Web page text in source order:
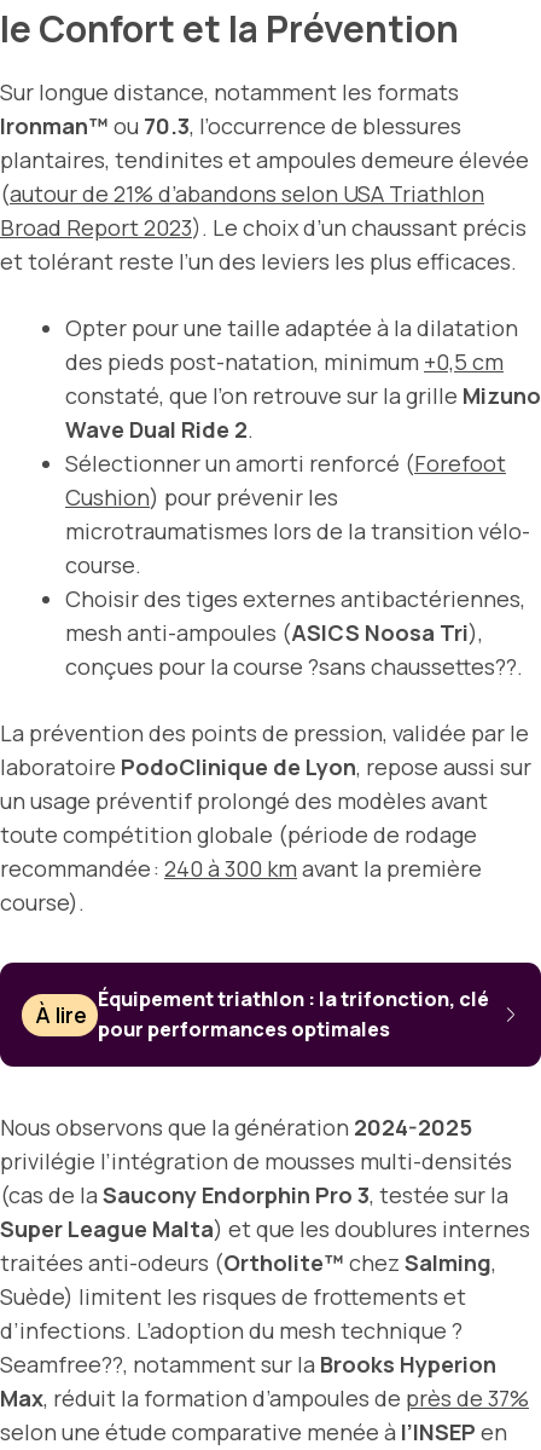
le Confort et la Prévention
Sur longue distance, notamment les formats
Ironman™ ou 70.3, l’occurrence de blessures
plantaires, tendinites et ampoules demeure élevée
(autour de 21% d’abandons selon USA Triathlon
Broad Report 2023). Le choix d’un chaussant précis
et tolérant reste l’un des leviers les plus efficaces.
Opter pour une taille adaptée à la dilatation
des pieds post-natation, minimum +0,5 cm
constaté, que l’on retrouve sur la grille Mizuno
Wave Dual Ride 2.
Sélectionner un amorti renforcé (Forefoot
Cushion) pour prévenir les
microtraumatismes lors de la transition vélo-
course.
Choisir des tiges externes antibactériennes,
mesh anti-ampoules (ASICS Noosa Tri),
conçues pour la course ?sans chaussettes??.
La prévention des points de pression, validée par le
laboratoire PodoClinique de Lyon, repose aussi sur
un usage préventif prolongé des modèles avant
toute compétition globale (période de rodage
recommandée : 240 à 300 km avant la première
course).
À lire
Équipement triathlon : la trifonction, clé
pour performances optimales
Nous observons que la génération 2024-2025
privilégie l’intégration de mousses multi-densités
(cas de la Saucony Endorphin Pro 3, testée sur la
Super League Malta) et que les doublures internes
traitées anti-odeurs (Ortholite™ chez Salming,
Suède) limitent les risques de frottements et
d’infections. L’adoption du mesh technique ?
Seamfree??, notamment sur la Brooks Hyperion
Max, réduit la formation d’ampoules de près de 37%
selon une étude comparative menée à l’INSEP en